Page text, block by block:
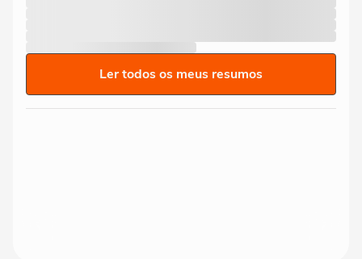
Ler todos os meus resumos